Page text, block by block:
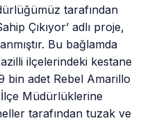
tarafından
Çıkıyor’ adlı proje,
Bu bağlamda
ilçelerindeki kestane
bin adet Rebel Amarillo
İlçe Müdürlüklerine
tarafından tuzak ve